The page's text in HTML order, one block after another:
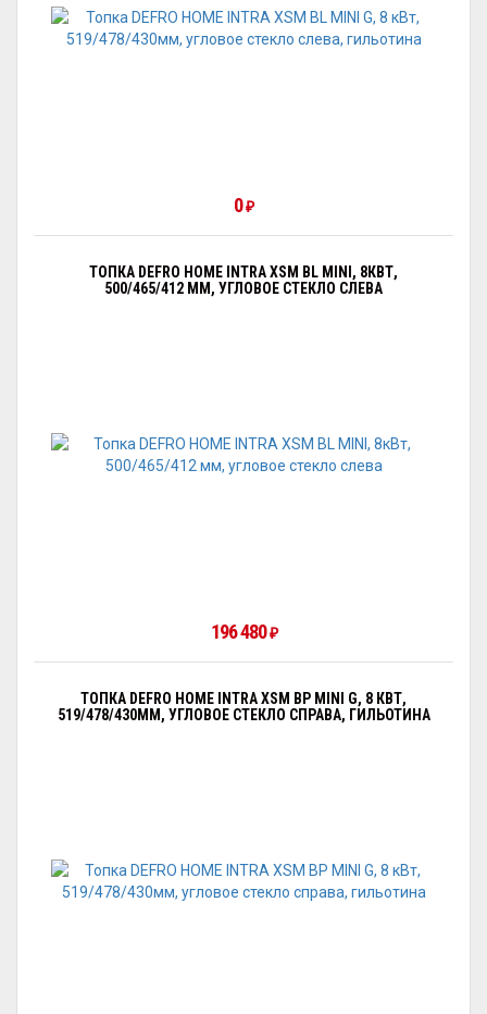
0₽
ТОПКА DEFRO HOME INTRA XSM BL MINI, 8КВТ,
500/465/412 ММ, УГЛОВОЕ СТЕКЛО СЛЕВА
196 480₽
ТОПКА DEFRO HOME INTRA XSM BP MINI G, 8 КВТ,
519/478/430ММ, УГЛОВОЕ СТЕКЛО СПРАВА, ГИЛЬОТИНА